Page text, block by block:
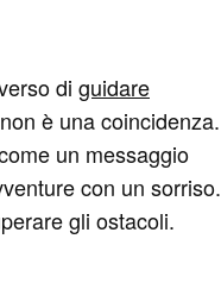
di guidare
è una coincidenza.
un messaggio
con un sorriso.
gli ostacoli.